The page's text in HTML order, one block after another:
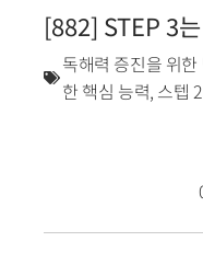
[882] STEP 3
독해력 증진을 위한
한 핵심 능력, 스텝